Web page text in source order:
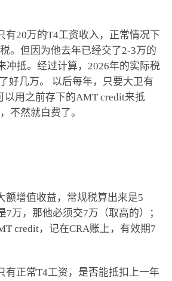
有20万的T4工资收入，正常情况下
。但因为他去年已经交了2-3万的
冲抵。经过计算，2026年的实际税
好几万。 以后每年，只要大卫有
以用之前存下的AMT credit来抵
不然就白费了。
额增值收益，常规税算出来是5
7万，那他必须交7万（取高的）；
credit，记在CRA账上，有效期7
有正常T4工资，是否能抵扣上一年